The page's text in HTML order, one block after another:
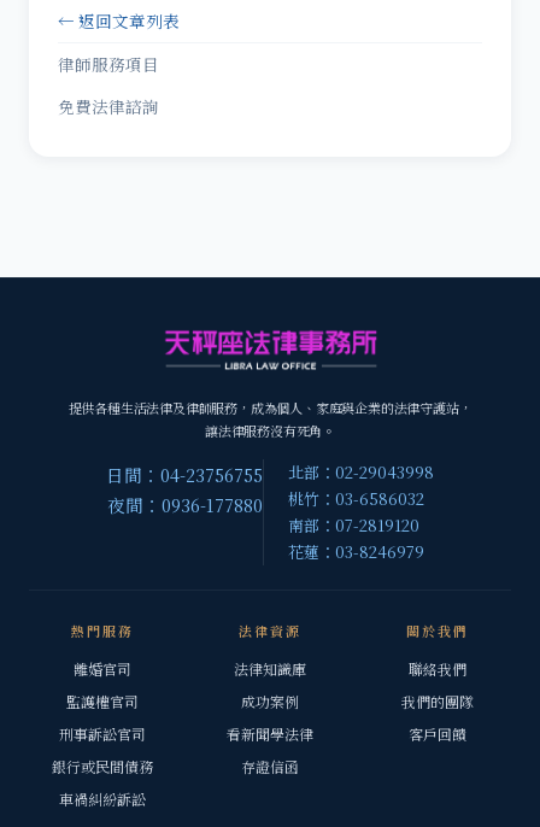
← 返回文章列表
律師服務項目
免費法律諮詢
提供各種生活法律及律師服務，成為個人、家庭與企業的法律守護站，
讓法律服務沒有死角。
日間：04-23756755
夜間：0936-177880
北部：02-29043998
桃竹：03-6586032
南部：07-2819120
花蓮：03-8246979
熱門服務
離婚官司
監護權官司
刑事訴訟官司
銀行或民間債務
車禍糾紛訴訟
法律資源
法律知識庫
成功案例
看新聞學法律
存證信函
關於我們
聯絡我們
我們的團隊
客戶回饋